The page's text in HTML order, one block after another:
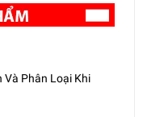
Và Phân Loại Khi